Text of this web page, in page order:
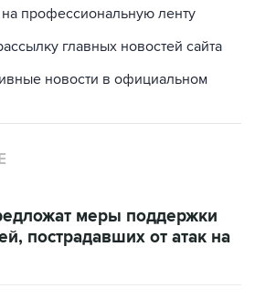
на профессиональную ленту
главных новостей сайта
новости в официальном
меры поддержки
пострадавших от атак на